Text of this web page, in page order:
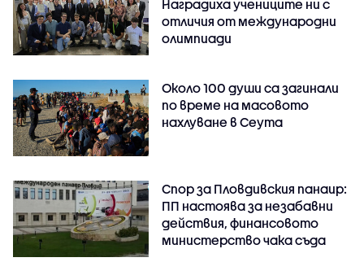
Наградиха учениците ни с
отличия от международни
олимпиади
Около 100 души са загинали
по време на масовото
нахлуване в Сеута
Спор за Пловдивския панаир:
ПП настоява за незабавни
действия, финансовото
министерство чака съда